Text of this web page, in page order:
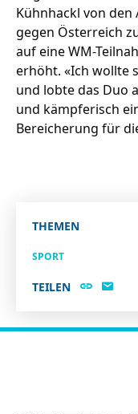
Kühnhackl von
gegen Österreich
auf eine WM-
erhöht. «Ich wollte
und lobte das Duo
und kämpferisch
Bereicherung für
THEMEN
SPORT
TEILEN